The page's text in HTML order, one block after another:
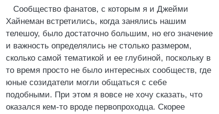
Сообщество фанатов, с которым я и Джейми
Хайнеман встретились, когда занялись нашим
телешоу, было достаточно большим, но его значение
и важность определялись не столько размером,
сколько самой тематикой и ее глубиной, поскольку в
то время просто не было интересных сообществ, где
юные созидатели могли общаться с себе
подобными. При этом я вовсе не хочу сказать, что
оказался кем-то вроде первопроходца. Скорее